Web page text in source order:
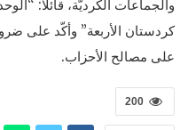
والجماعات الكرديَّة، قائلاً:
كردستان الأربعة” وأكّد على
على مصالح الأحزاب.
200